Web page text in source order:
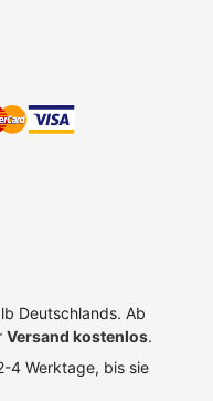
Deutschlands. Ab
Versand kostenlos.
4 Werktage, bis sie